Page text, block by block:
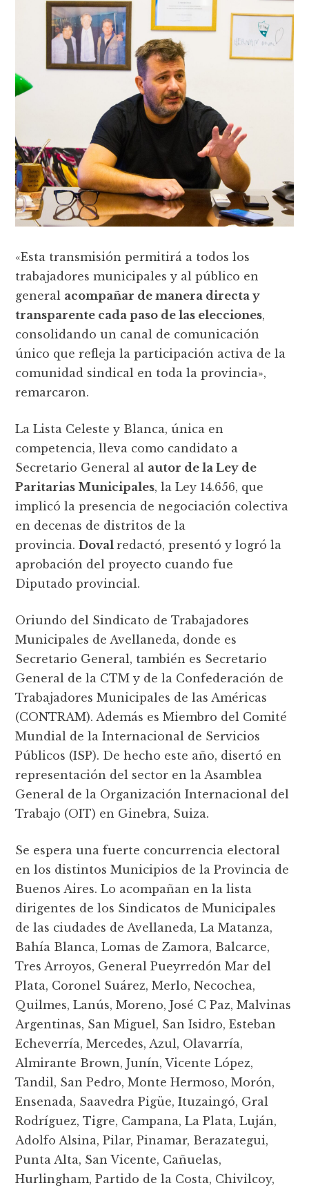
«Esta transmisión permitirá a todos los
trabajadores municipales y al público en
general acompañar de manera directa y
transparente cada paso de las elecciones,
consolidando un canal de comunicación
único que refleja la participación activa de la
comunidad sindical en toda la provincia»,
remarcaron.
La Lista Celeste y Blanca, única en
competencia, lleva como candidato a
Secretario General al autor de la Ley de
Paritarias Municipales, la Ley 14.656, que
implicó la presencia de negociación colectiva
en decenas de distritos de la
provincia.Dovalredactó, presentó y logró la
aprobación del proyecto cuando fue
Diputado provincial.
Oriundo del Sindicato de Trabajadores
Municipales de Avellaneda, donde es
Secretario General, también es Secretario
General de la CTM y de la Confederación de
Trabajadores Municipales de las Américas
(CONTRAM). Además es Miembro del Comité
Mundial de la Internacional de Servicios
Públicos (ISP). De hecho este año, disertó en
representación del sector en la Asamblea
General de la Organización Internacional del
Trabajo (OIT) en Ginebra, Suiza.
Se espera una fuerte concurrencia electoral
en los distintos Municipios de la Provincia de
Buenos Aires. Lo acompañan en la lista
dirigentes de los Sindicatos de Municipales
de las ciudades de Avellaneda, La Matanza,
Bahía Blanca, Lomas de Zamora, Balcarce,
Tres Arroyos, General Pueyrredón Mar del
Plata, Coronel Suárez, Merlo, Necochea,
Quilmes, Lanús, Moreno, José C Paz, Malvinas
Argentinas, San Miguel, San Isidro, Esteban
Echeverría, Mercedes, Azul, Olavarría,
Almirante Brown, Junín, Vicente López,
Tandil, San Pedro, Monte Hermoso, Morón,
Ensenada, Saavedra Pigüe, Ituzaingó, Gral
Rodríguez, Tigre, Campana, La Plata, Luján,
Adolfo Alsina, Pilar, Pinamar, Berazategui,
Punta Alta, San Vicente, Cañuelas,
Hurlingham, Partido de la Costa, Chivilcoy,